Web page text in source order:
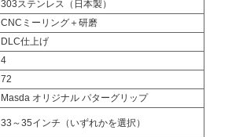
303ステンレス（日本製）
CNCミーリング＋研磨
DLC仕上げ
4
72
Masda オリジナル パターグリップ
33～35インチ（いずれかを選択）